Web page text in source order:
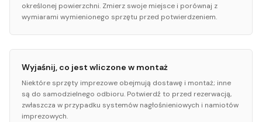
określonej powierzchni. Zmierz swoje miejsce i porównaj z
wymiarami wymienionego sprzętu przed potwierdzeniem.
Wyjaśnij, co jest wliczone w montaż
Niektóre sprzęty imprezowe obejmują dostawę i montaż; inne
są do samodzielnego odbioru. Potwierdź to przed rezerwacją,
zwłaszcza w przypadku systemów nagłośnieniowych i namiotów
imprezowych.